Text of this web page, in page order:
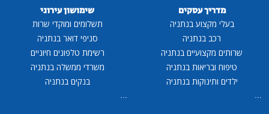
מדריך עסקים
בעלי מקצוע בנתניה
רכב בנתניה
מקצועיים בנתניה
ובריאות בנתניה
ותינוקות בנתניה
שימושון עירוני
תשלומים ומוקדי שרות
סניפי דואר בנתניה
רשימת טלפונים חיוניים
משרדי ממשלה בנתניה
בנקים בנתניה